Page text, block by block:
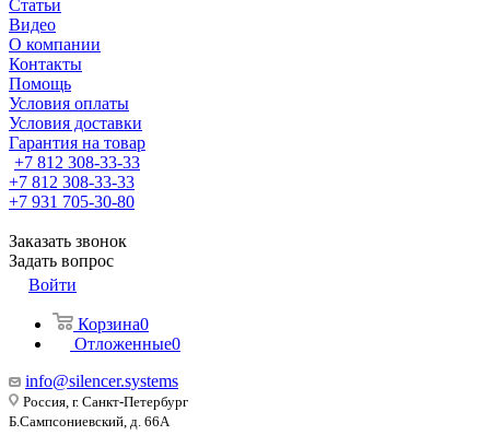
Статьи
Видео
О компании
Контакты
Помощь
Условия оплаты
Условия доставки
Гарантия на товар
+7 812 308-33-33
+7 812 308-33-33
+7 931 705-30-80
Заказать звонок
Задать вопрос
Войти
Корзина0
Отложенные0
info@silencer.systems
Россия, г. Санкт-Петербург
Б.Сампсониевский, д. 66А